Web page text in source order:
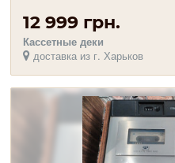
12 999 грн.
Кассетные деки
доставка из г. Харьков